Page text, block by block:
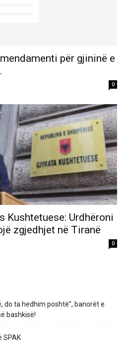
për gjininë e
0
Kushtetuese: Urdhëroni
zgjedhjet në Tiranë
0
do ta hedhim poshtë”, banorët e
bashkisë!
SPAK